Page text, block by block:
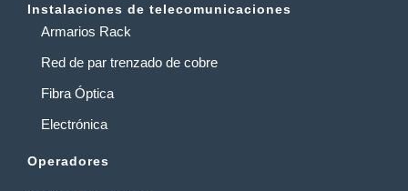
Instalaciones de telecomunicaciones
Armarios Rack
Red de par trenzado de cobre
Fibra Óptica
Electrónica
Operadores